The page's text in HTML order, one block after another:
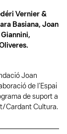
Vernier &
Basiana, Joan
Joan
de l’Espai
de suport a
Cardant Cultura.